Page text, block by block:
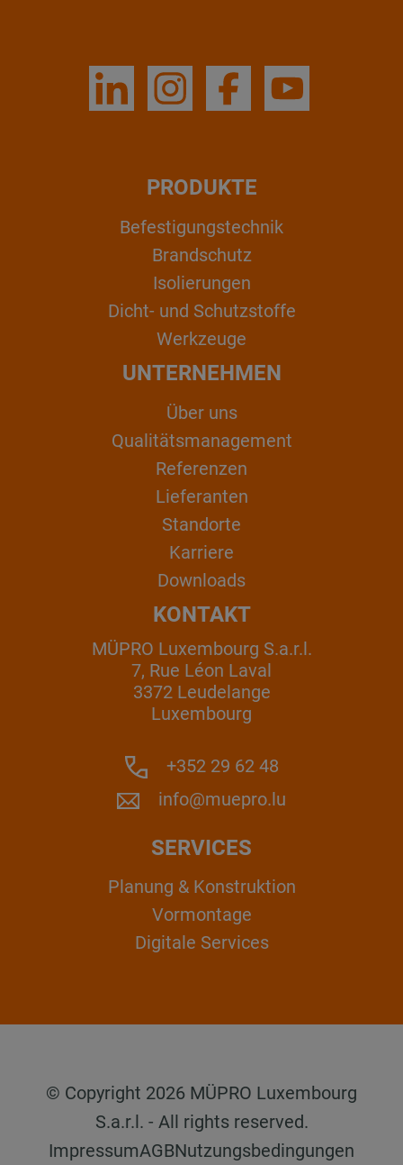
PRODUKTE
Befestigungstechnik
Brandschutz
Isolierungen
Dicht- und Schutzstoffe
Werkzeuge
UNTERNEHMEN
Über uns
Qualitätsmanagement
Referenzen
Lieferanten
Standorte
Karriere
Downloads
KONTAKT
MÜPRO Luxembourg S.a.r.l.
7, Rue Léon Laval
3372 Leudelange
Luxembourg
+352 29 62 48
info@muepro.lu
SERVICES
Planung & Konstruktion
Vormontage
Digitale Services
© Copyright 2026 MÜPRO Luxembourg
S.a.r.l. - All rights reserved.
ImpressumAGBNutzungsbedingungen